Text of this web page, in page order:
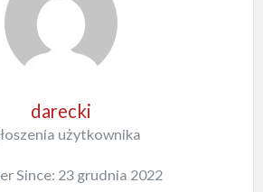
darecki
użytkownika
Since: 23 grudnia 2022